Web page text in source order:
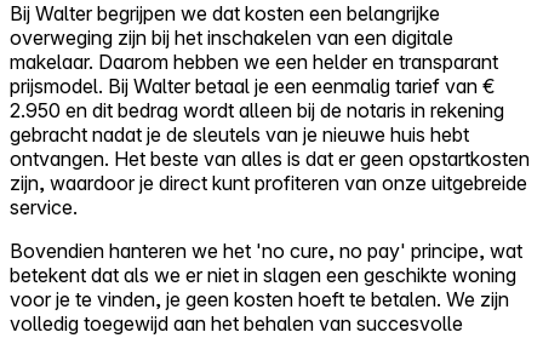
Bij Walter begrijpen we dat kosten een belangrijke
overweging zijn bij het inschakelen van een digitale
makelaar. Daarom hebben we een helder en transparant
prijsmodel. Bij Walter betaal je een eenmalig tarief van €
2.950 en dit bedrag wordt alleen bij de notaris in rekening
gebracht nadat je de sleutels van je nieuwe huis hebt
ontvangen. Het beste van alles is dat er geen opstartkosten
zijn, waardoor je direct kunt profiteren van onze uitgebreide
service.
Bovendien hanteren we het 'no cure, no pay' principe, wat
betekent dat als we er niet in slagen een geschikte woning
voor je te vinden, je geen kosten hoeft te betalen. We zijn
volledig toegewijd aan het behalen van succesvolle